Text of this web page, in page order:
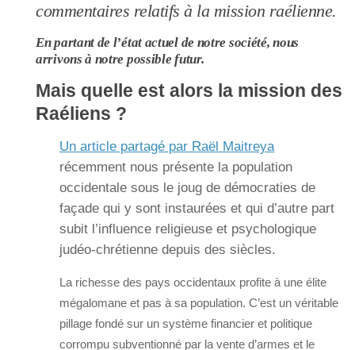
commentaires relatifs à la mission raélienne.
En partant de l’état actuel de notre société, nous
arrivons à notre possible futur.
Mais quelle est alors la mission des
Raéliens ?
Un article partagé par Raël Maitreya
récemment nous présente la population
occidentale sous le joug de démocraties de
façade qui y sont instaurées et qui d’autre part
subit l’influence religieuse et psychologique
judéo-chrétienne depuis des siècles.
La richesse des pays occidentaux profite à une élite
mégalomane et pas à sa population. C’est un véritable
pillage fondé sur un système financier et politique
corrompu subventionné par la vente d’armes et le